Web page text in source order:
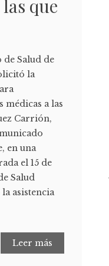
que
Salud de
la
a las
Carrión,
en una
el 15 de
Salud
asistencia
Leer más